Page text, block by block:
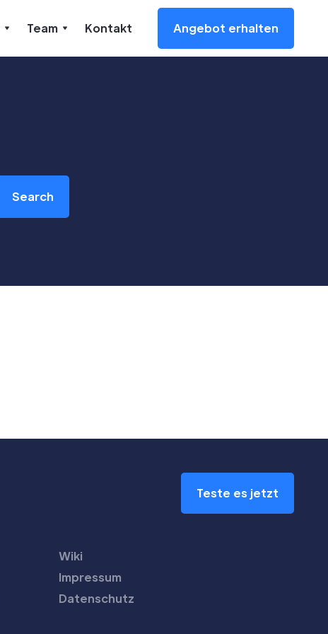
Team Kontakt Angebot erhalten
Teste es jetzt
Wiki
Impressum
Datenschutz